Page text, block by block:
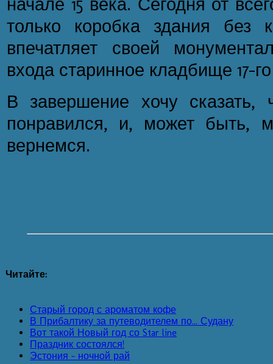
только коробка здания
впечатляет своей
входа старинное кладбище 17-
В завершение хочу сказать,
понравился, и, может
вернемся.
Читайте:
Старый город с ароматом кофе
В Прибалтику за путеводителем по... Судану
Вот такой Новый год со Star line
Праздник состоялся!
Эстония - ночной рай